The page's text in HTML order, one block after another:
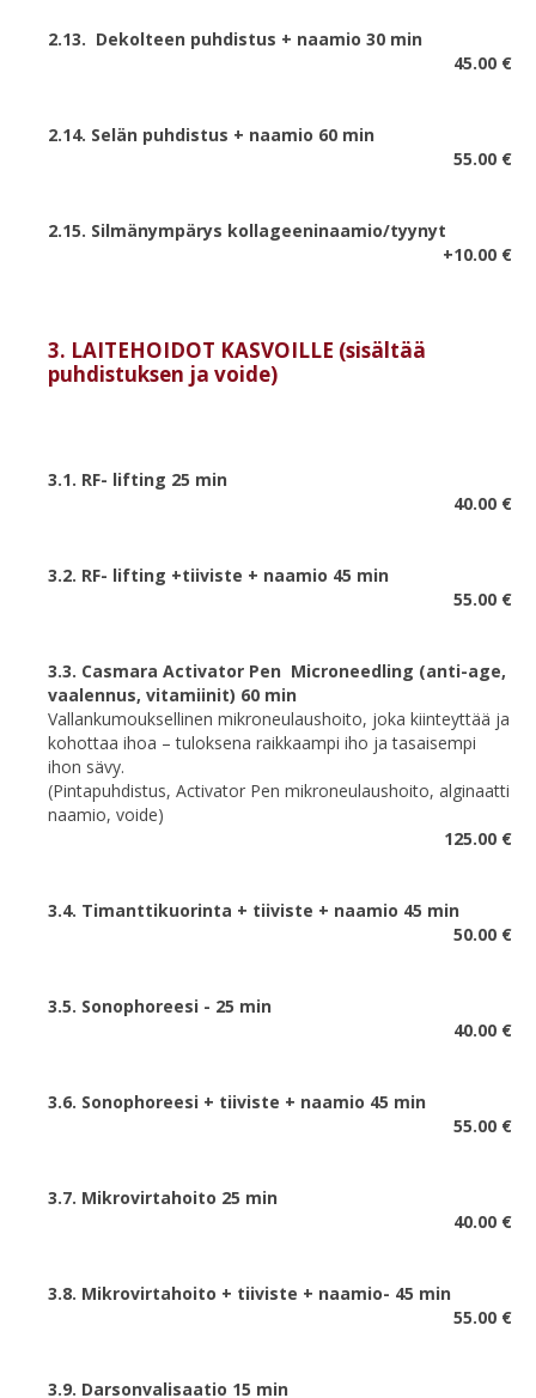
2.13. Dekolteen puhdistus + naamio 30 min
45.00 €
2.14. Selän puhdistus + naamio 60 min
55.00 €
2.15. Silmänympärys kollageeninaamio/tyynyt
+10.00 €
3. LAITEHOIDOT KASVOILLE (sisältää
puhdistuksen ja voide)
3.1. RF- lifting 25 min
40.00 €
3.2. RF- lifting +tiiviste + naamio 45 min
55.00 €
3.3. Casmara Activator Pen Microneedling (anti-age,
vaalennus, vitamiinit) 60 min
Vallankumouksellinen mikroneulaushoito, joka kiinteyttää ja
kohottaa ihoa – tuloksena raikkaampi iho ja tasaisempi
ihon sävy.
(Pintapuhdistus, Activator Pen mikroneulaushoito, alginaatti
naamio, voide)
125.00 €
3.4. Timanttikuorinta + tiiviste + naamio 45 min
50.00 €
3.5. Sonophoreesi - 25 min
40.00 €
3.6. Sonophoreesi + tiiviste + naamio 45 min
55.00 €
3.7. Mikrovirtahoito 25 min
40.00 €
3.8. Mikrovirtahoito + tiiviste + naamio- 45 min
55.00 €
3.9. Darsonvalisaatio 15 min